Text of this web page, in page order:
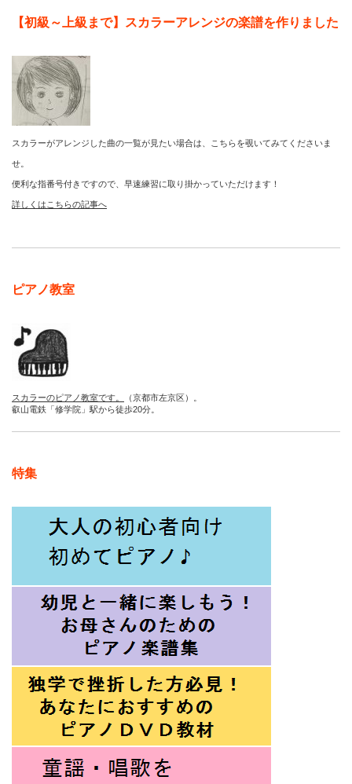
【初級～上級まで】スカラーアレンジの楽譜を作りました
スカラーがアレンジした曲の一覧が見たい場合は、こちらを覗いてみてくださいま
せ。
便利な指番号付きですので、早速練習に取り掛かっていただけます！
詳しくはこちらの記事へ
ピアノ教室
スカラーのピアノ教室です。
（京都市左京区）。
叡山電鉄「修学院」駅から徒歩20分。
特集